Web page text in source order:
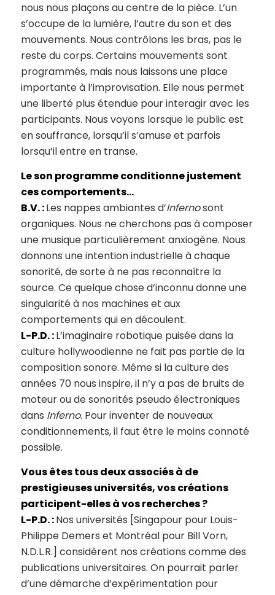
nous nous plaçons au centre de la pièce. L’un
s’occupe de la lumière, l’autre du son et des
mouvements. Nous contrôlons les bras, pas le
reste du corps. Certains mouvements sont
programmés, mais nous laissons une place
importante à l’improvisation. Elle nous permet
une liberté plus étendue pour interagir avec les
participants. Nous voyons lorsque le public est
en souffrance, lorsqu’il s’amuse et parfois
lorsqu’il entre en transe.
Le son programme conditionne justement
ces comportements…
B.V. :Les nappes ambiantes d’Infernosont
organiques. Nous ne cherchons pas à composer
une musique particulièrement anxiogène. Nous
donnons une intention industrielle à chaque
sonorité, de sorte à ne pas reconnaître la
source. Ce quelque chose d’inconnu donne une
singularité à nos machines et aux
comportements qui en découlent.
L-P.D. :L’imaginaire robotique puisée dans la
culture hollywoodienne ne fait pas partie de la
composition sonore. Même si la culture des
années 70 nous inspire, il n’y a pas de bruits de
moteur ou de sonorités pseudo électroniques
dans Inferno. Pour inventer de nouveaux
conditionnements, il faut être le moins connoté
possible.
Vous êtes tous deux associés à de
prestigieuses universités, vos créations
participent-elles à vos recherches ?
L-P.D. :Nos universités [Singapour pour Louis-
Philippe Demers et Montréal pour Bill Vorn,
N.D.L.R.] considèrent nos créations comme des
publications universitaires. On pourrait parler
d’une démarche d’expérimentation pour